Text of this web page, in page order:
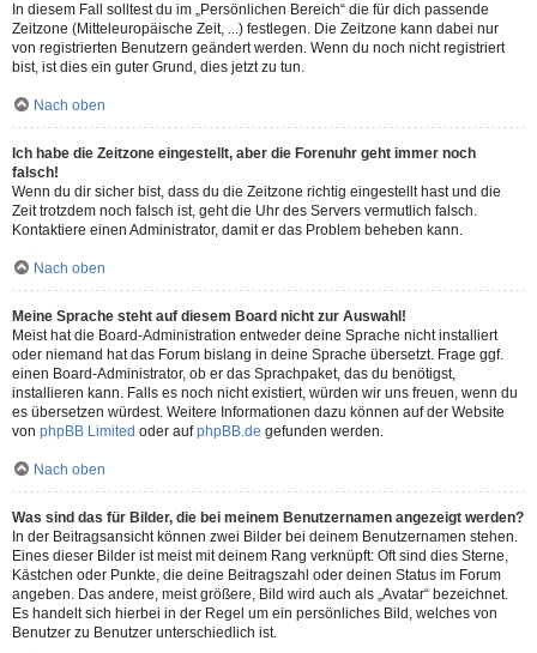
In diesem Fall solltest du im „Persönlichen Bereich“ die für dich passende
Zeitzone (Mitteleuropäische Zeit, ...) festlegen. Die Zeitzone kann dabei nur
von registrierten Benutzern geändert werden. Wenn du noch nicht registriert
bist, ist dies ein guter Grund, dies jetzt zu tun.
Nach oben
Ich habe die Zeitzone eingestellt, aber die Forenuhr geht immer noch
falsch!
Wenn du dir sicher bist, dass du die Zeitzone richtig eingestellt hast und die
Zeit trotzdem noch falsch ist, geht die Uhr des Servers vermutlich falsch.
Kontaktiere einen Administrator, damit er das Problem beheben kann.
Nach oben
Meine Sprache steht auf diesem Board nicht zur Auswahl!
Meist hat die Board-Administration entweder deine Sprache nicht installiert
oder niemand hat das Forum bislang in deine Sprache übersetzt. Frage ggf.
einen Board-Administrator, ob er das Sprachpaket, das du benötigst,
installieren kann. Falls es noch nicht existiert, würden wir uns freuen, wenn du
es übersetzen würdest. Weitere Informationen dazu können auf der Website
von phpBB Limited oder aufphpBB.de gefunden werden.
Nach oben
Was sind das für Bilder, die bei meinem Benutzernamen angezeigt werden?
In der Beitragsansicht können zwei Bilder bei deinem Benutzernamen stehen.
Eines dieser Bilder ist meist mit deinem Rang verknüpft: Oft sind dies Sterne,
Kästchen oder Punkte, die deine Beitragszahl oder deinen Status im Forum
angeben. Das andere, meist größere, Bild wird auch als „Avatar“ bezeichnet.
Es handelt sich hierbei in der Regel um ein persönliches Bild, welches von
Benutzer zu Benutzer unterschiedlich ist.